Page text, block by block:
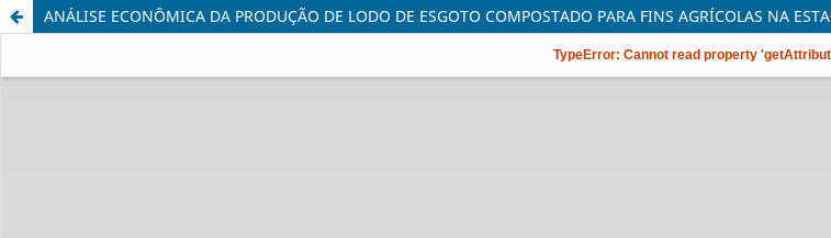
ANÁLISE ECONÔMICA DA PRODUÇÃO DE LODO DE ESGOTO COMPOSTADO PARA FINS AGRÍCOLAS NA